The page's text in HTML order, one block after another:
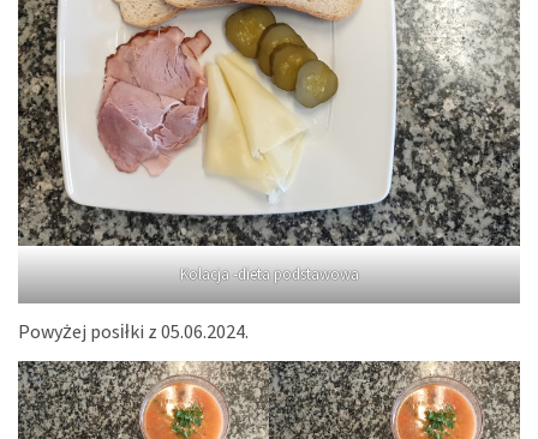
Kolacja -dieta podstawowa
Powyżej posiłki z 05.06.2024.